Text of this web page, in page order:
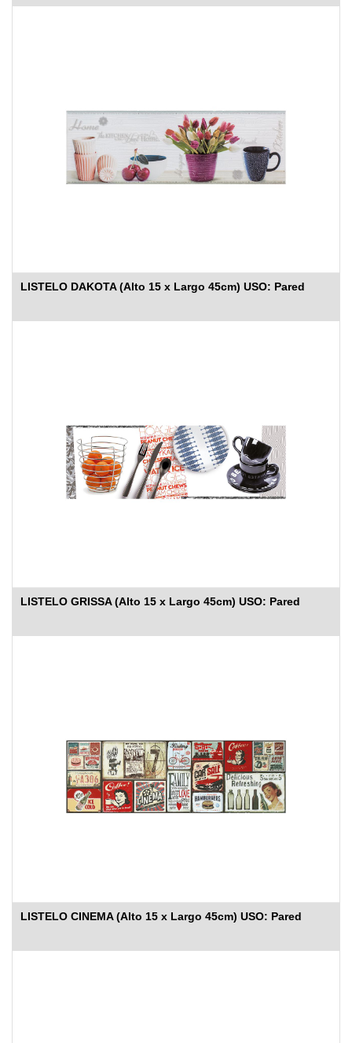
LISTELO DAKOTA (Alto 15 x Largo 45cm) USO: Pared
LISTELO GRISSA (Alto 15 x Largo 45cm) USO: Pared
LISTELO CINEMA (Alto 15 x Largo 45cm) USO: Pared